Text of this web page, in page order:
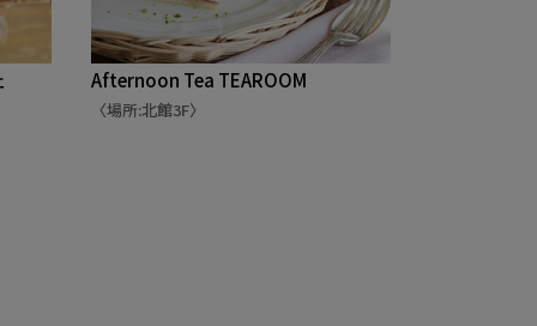
Afternoon Tea TEAROOM
〈場所:北館3F〉